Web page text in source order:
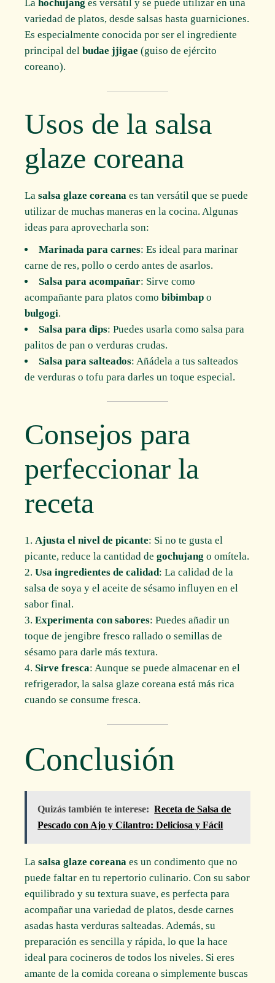
Lahochujang es versátil y se puede utilizar en una
variedad de platos, desde salsas hasta guarniciones.
Es especialmente conocida por ser el ingrediente
principal delbudae jjigae (guiso de ejército
coreano).
Usos de la salsa
glaze coreana
Lasalsa glaze coreana es tan versátil que se puede
utilizar de muchas maneras en la cocina. Algunas
ideas para aprovecharla son:
Marinada para carnes: Es ideal para marinar
carne de res, pollo o cerdo antes de asarlos.
Salsa para acompañar: Sirve como
acompañante para platos comobibimbap o
bulgogi.
Salsa para dips: Puedes usarla como salsa para
palitos de pan o verduras crudas.
Salsa para salteados: Añádela a tus salteados
de verduras o tofu para darles un toque especial.
Consejos para
perfeccionar la
receta
Ajusta el nivel de picante: Si no te gusta el
picante, reduce la cantidad degochujang o omítela.
Usa ingredientes de calidad: La calidad de la
salsa de soya y el aceite de sésamo influyen en el
sabor final.
Experimenta con sabores: Puedes añadir un
toque de jengibre fresco rallado o semillas de
sésamo para darle más textura.
Sirve fresca: Aunque se puede almacenar en el
refrigerador, la salsa glaze coreana está más rica
cuando se consume fresca.
Conclusión
Quizás también te interese: Receta de Salsa de
Pescado con Ajo y Cilantro: Deliciosa y Fácil
Lasalsa glaze coreana es un condimento que no
puede faltar en tu repertorio culinario. Con su sabor
equilibrado y su textura suave, es perfecta para
acompañar una variedad de platos, desde carnes
asadas hasta verduras salteadas. Además, su
preparación es sencilla y rápida, lo que la hace
ideal para cocineros de todos los niveles. Si eres
amante de la comida coreana o simplemente buscas